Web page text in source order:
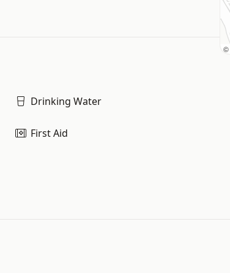
Drinking Water
First Aid
©